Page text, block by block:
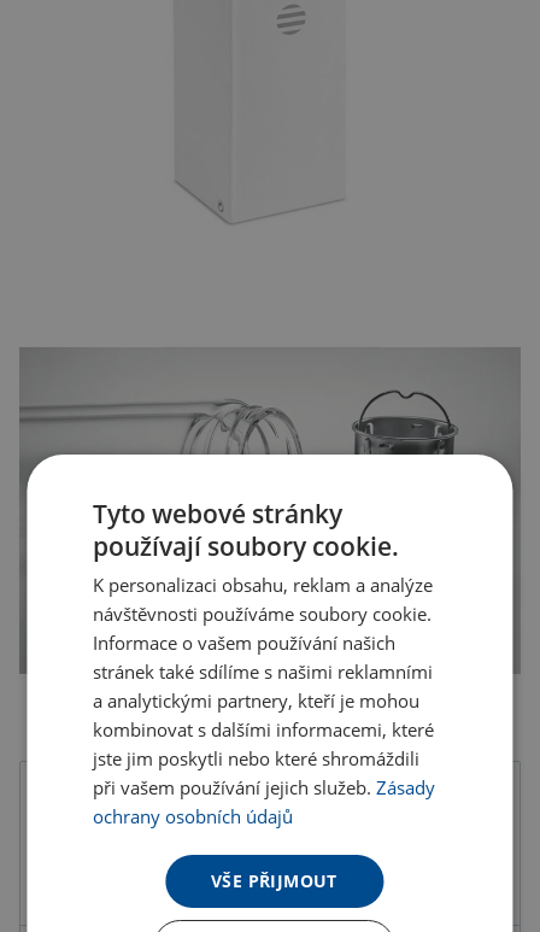
Barva
Tyto webové stránky
používají soubory cookie.
K personalizaci obsahu, reklam a analýze
návštěvnosti používáme soubory cookie.
Informace o vašem používání našich
stránek také sdílíme s našimi reklamními
a analytickými partnery, kteří je mohou
kombinovat s dalšími informacemi, které
jste jim poskytli nebo které shromáždili
při vašem používání jejich služeb.Zásady
ochrany osobních údajů
VŠE PŘIJMOUT